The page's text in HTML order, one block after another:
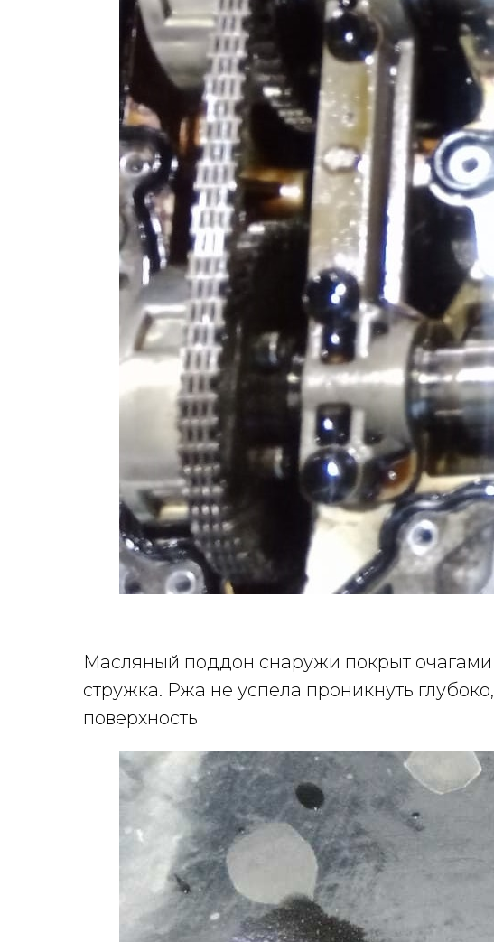
Масляный поддон снаружи покрыт очагами
стружка. Ржа не успела проникнуть
поверхность